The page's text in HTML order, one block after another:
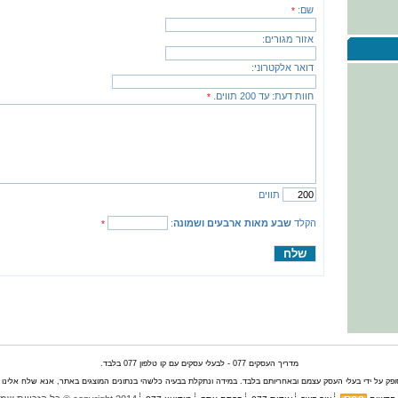
שם: *
אזור מגורים:
דואר אלקטרוני:
חוות דעת: עד 200 תווים. *
תווים
הקלד שבע מאות ארבעים ושמונה:
*
מדריך העסקים 077 - לבעלי עסקים עם קו טלפון 077 בלבד.
על ידי בעלי העסק עצמם ובאחריותם בלבד. במידה ונתקלת בבעיה כלשהי בנתונים המוצגים באתר, אנא שלח אלינו